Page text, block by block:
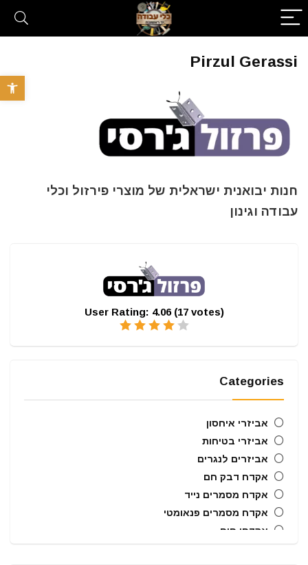
פתח
Pirzul Gerassi
חנות יבואנית ישראלית של מוצרי פירזול וכלי
עבודה וגינון
User Rating: 4.06 (17votes)
Categories
אביזרי איחסון
אביזרי בטיחות
אביזרים לנגרים
אקדח דבק חם
אקדח מסמרים נייד
אקדח מסמרים פנאומטי
אקדחי חום